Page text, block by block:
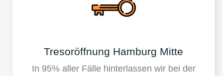
Tresoröffnung Hamburg Mitte
In 95% aller Fälle hinterlassen wir bei der